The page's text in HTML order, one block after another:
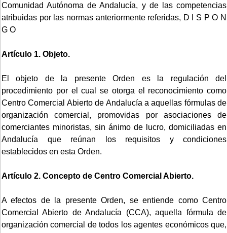
Comunidad Autónoma de Andalucía, y de las competencias
atribuidas por las normas anteriormente referidas, D I S P O N
G O
Artículo 1. Objeto.
El objeto de la presente Orden es la regulación del
procedimiento por el cual se otorga el reconocimiento como
Centro Comercial Abierto de Andalucía a aquellas fórmulas de
organización comercial, promovidas por asociaciones de
comerciantes minoristas, sin ánimo de lucro, domiciliadas en
Andalucía que reúnan los requisitos y condiciones
establecidos en esta Orden.
Artículo 2. Concepto de Centro Comercial Abierto.
A efectos de la presente Orden, se entiende como Centro
Comercial Abierto de Andalucía (CCA), aquella fórmula de
organización comercial de todos los agentes económicos que,